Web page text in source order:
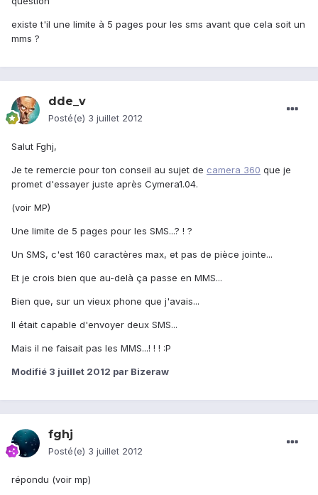
existe t'il une limite à 5 pages pour les sms avant que cela soit un
mms ?
dde_v
Posté(e) 3 juillet 2012
Salut Fghj,
Je te remercie pour ton conseil au sujet de camera 360 que je
promet d'essayer juste après Cymera1.04.
(voir MP)
Une limite de 5 pages pour les SMS...? ! ?
Un SMS, c'est 160 caractères max, et pas de pièce jointe...
Et je crois bien que au-delà ça passe en MMS...
Bien que, sur un vieux phone que j'avais...
Il était capable d'envoyer deux SMS...
Mais il ne faisait pas les MMS...! ! ! :P
Modifié 3 juillet 2012 par Bizeraw
fghj
Posté(e) 3 juillet 2012
répondu (voir mp)